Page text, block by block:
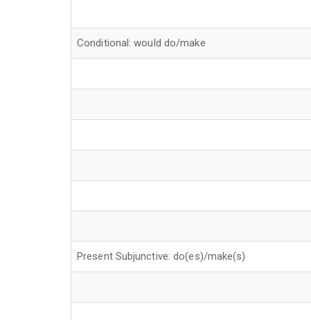
Conditional: would do/make
Present Subjunctive: do(es)/make(s)